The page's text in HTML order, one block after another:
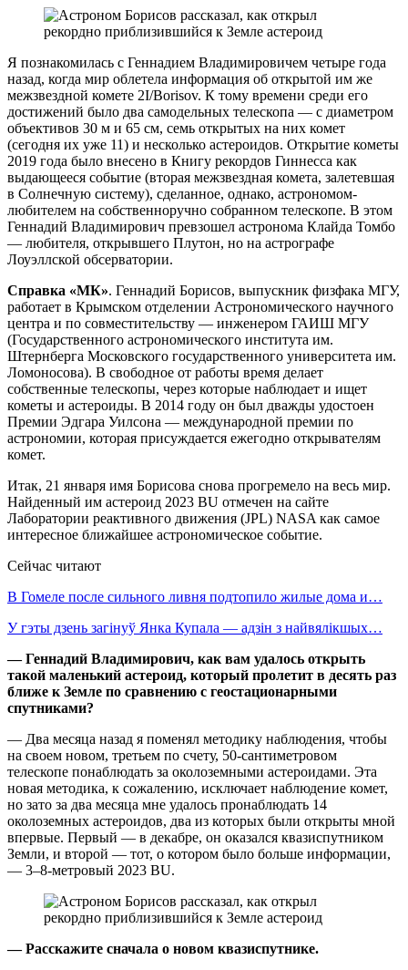
Я познакомилась с Геннадием Владимировичем четыре года
назад, когда мир облетела информация об открытой им же
межзвездной комете 2I/Borisov. К тому времени среди его
достижений было два самодельных телескопа — с диаметром
объективов 30 м и 65 см, семь открытых на них комет
(сегодня их уже 11) и несколько астероидов. Открытие кометы
2019 года было внесено в Книгу рекордов Гиннесса как
выдающееся событие (вторая межзвездная комета, залетевшая
в Солнечную систему), сделанное, однако, астрономом-
любителем на собственноручно собранном телескопе. В этом
Геннадий Владимирович превзошел астронома Клайда Томбо
— любителя, открывшего Плутон, но на астрографе
Лоуэллской обсерватории.
Справка «МК». Геннадий Борисов, выпускник физфака МГУ,
работает в Крымском отделении Астрономического научного
центра и по совместительству — инженером ГАИШ МГУ
(Государственного астрономического института им.
Штернберга Московского государственного университета им.
Ломоносова). В свободное от работы время делает
собственные телескопы, через которые наблюдает и ищет
кометы и астероиды. В 2014 году он был дважды удостоен
Премии Эдгара Уилсона — международной премии по
астрономии, которая присуждается ежегодно открывателям
комет.
Итак, 21 января имя Борисова снова прогремело на весь мир.
Найденный им астероид 2023 BU отмечен на сайте
Лаборатории реактивного движения (JPL) NASA как самое
интересное ближайшее астрономическое событие.
Сейчас читают
В Гомеле после сильного ливня подтопило жилые дома и…
У гэты дзень загінуў Янка Купала — адзін з найвялікшых…
— Геннадий Владимирович, как вам удалось открыть
такой маленький астероид, который пролетит в десять раз
ближе к Земле по сравнению с геостационарными
спутниками?
— Два месяца назад я поменял методику наблюдения, чтобы
на своем новом, третьем по счету, 50-сантиметровом
телескопе понаблюдать за околоземными астероидами. Эта
новая методика, к сожалению, исключает наблюдение комет,
но зато за два месяца мне удалось пронаблюдать 14
околоземных астероидов, два из которых были открыты мной
впервые. Первый — в декабре, он оказался квазиспутником
Земли, и второй — тот, о котором было больше информации,
— 3–8-метровый 2023 BU.
— Расскажите сначала о новом квазиспутнике.